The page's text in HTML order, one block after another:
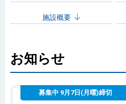
施設概要
お知らせ
募集中 9月7日(月曜)締切